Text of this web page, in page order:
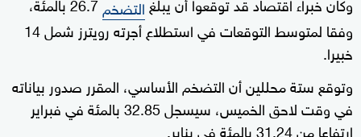
التضخم
وفقا لمتوسط التوقعات في استطلاع أجرته رويترز شمل 14
خبيرا.
وتوقع ستة محللين أن التضخم الأساسي، المقرر صدور بياناته
في وقت لاحق الخميس، سيسجل 32.85 بالمئة في فبراير
ارتفاعا من 31.24 بالمئة في يناير.